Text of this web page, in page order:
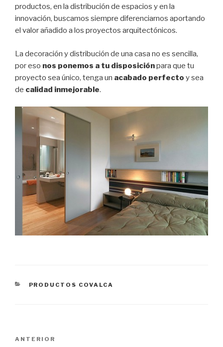
productos, en la distribución de espacios y en la
innovación, buscamos siempre diferenciarnos aportando
el valor añadido a los proyectos arquitectónicos.
La decoración y distribución de una casa no es sencilla,
por eso nos ponemos a tu disposiciónpara que tu
proyecto sea único, tenga un acabado perfecto y sea
de calidad inmejorable.
CATEGORÍAS
PRODUCTOS COVALCA
Entrada
ANTERIOR